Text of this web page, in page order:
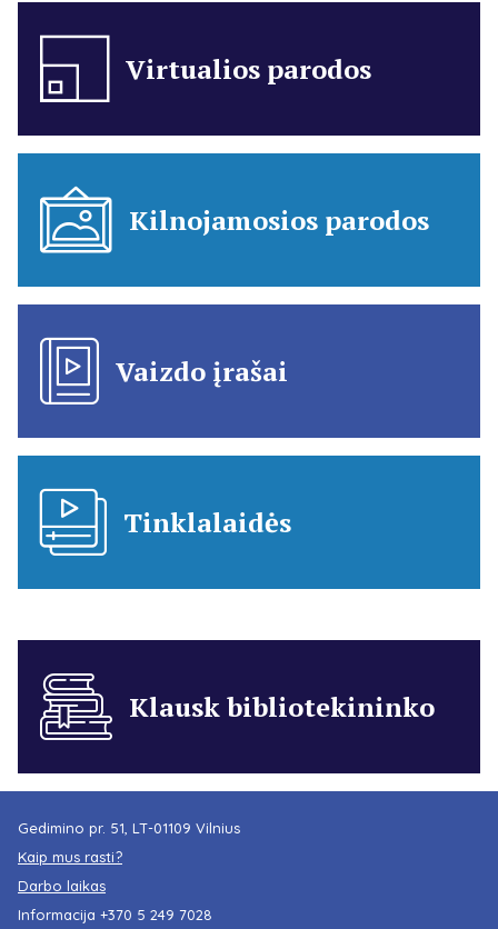
Virtualios parodos
Kilnojamosios parodos
Vaizdo įrašai
Tinklalaidės
Klausk bibliotekininko
Gedimino pr. 51, LT-01109 Vilnius
Kaip mus rasti?
Darbo laikas
Informacija +370 5 249 7028